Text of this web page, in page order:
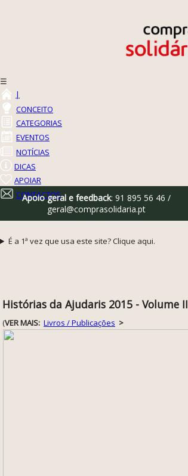
☰
|
CONCEITO
CATEGORIAS
EVENTOS
NOTÍCIAS
DICAS
APOIAR
CONTACTOS
Apoio geral e feedback: 91 895 56 46 /
geral@comprasolidaria.pt
É a 1ª vez que usa este site? Clique aqui.
Histórias da Ajudaris 2015 - Volume II
(VER MAIS: Livros / Publicações >